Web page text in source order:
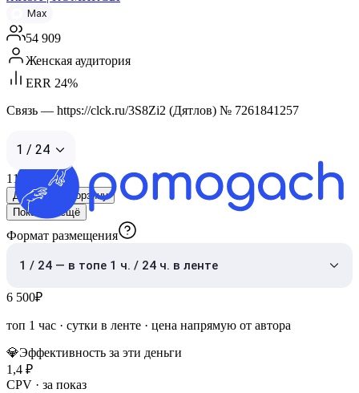
Max
54 909
Женская аудитория
ERR 24%
Связь — https://clck.ru/3S8Zi2 (Дятлов) № 7261841257
1 / 24
11 000 ₽
Добавить в корзину
Показать ещё
Формат размещения
1 / 24 — в топе 1 ч. / 24 ч. в ленте
6 500₽
топ 1 час · сутки в ленте · цена напрямую от автора
💎Эффективность за эти деньги
1,4 ₽
CPV · за показ